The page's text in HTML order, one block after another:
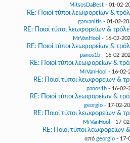
MitsosDaBest - 01-02-
RE: Ποιοί τύποι λεωφορείων &
garvanitis - 01-02-
RE: Ποιοί τύποι λεωφορείων &
MrVanHool - 16-02-
RE: Ποιοί τύποι λεωφορείων &
panos1b- 16-02-
RE: Ποιοί τύποι λεωφορείων &
MrVanHool - 16-02-
RE: Ποιοί τύποι λεωφορείων &
panos1b- 16-02-
RE: Ποιοί τύποι λεωφορείων &
georgio- 17-02-
RE: Ποιοί τύποι λεωφορείων &
MrVanHool - 17-
RE: Ποιοί τύποι
από georgio - 17-